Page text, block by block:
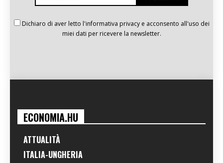
Dichiaro di aver letto l'informativa privacy e acconsento all'uso dei
miei dati per ricevere la newsletter.
ECONOMIA.HU
ATTUALITÀ
ITALIA-UNGHERIA